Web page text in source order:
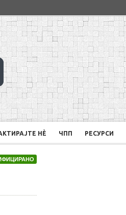
НÈ ЧПП РЕСУРСИ